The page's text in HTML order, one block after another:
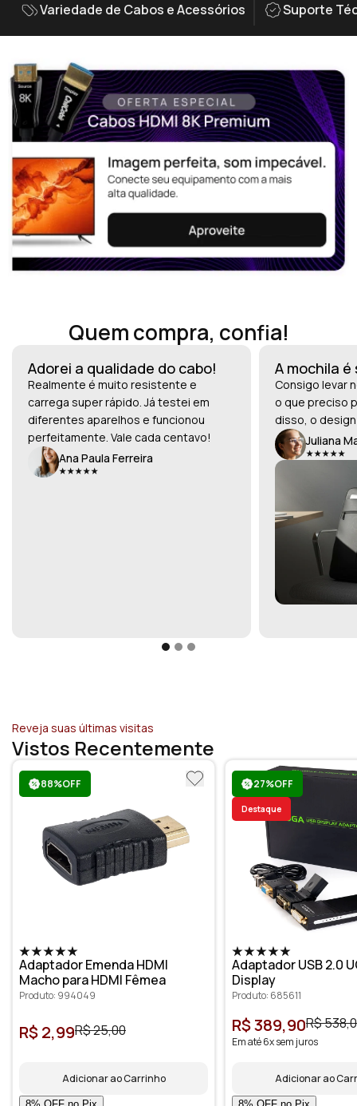
Variedade de Cabos e Acessórios Suporte
Quem compra, confia!
Adorei a qualidade do cabo!
Realmente é muito resistente e
carrega super rápido. Já testei em
diferentes aparelhos e funcionou
perfeitamente. Vale cada centavo!
Ana Paula Ferreira
A mochila
Consigo levar
o que preciso
disso, o
Juliana
Reveja suas últimas visitas
Vistos Recentemente
88%OFF
Adaptador Emenda HDMI
Macho para HDMI Fêmea
Produto: 994049
R$ 2,99R$ 25,00
Adicionar ao Carrinho
27%OFF
Destaque
Adaptador USB 2.0
Display
Produto: 685611
R$ 389,90R$
Em até 6x sem juros
Adicionar ao